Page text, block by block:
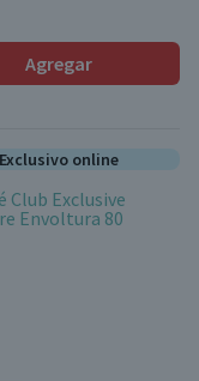
Agregar
Exclusivo online